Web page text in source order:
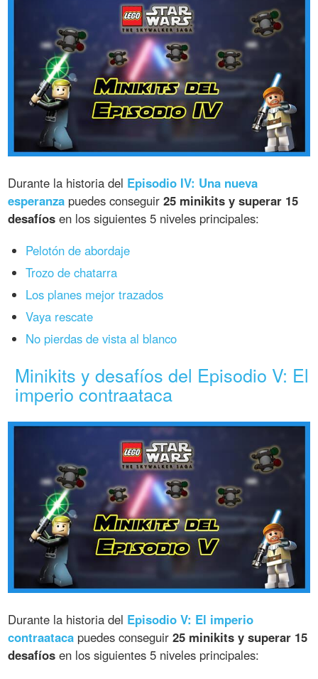
Durante la historia del Episodio IV: Una nueva
esperanza puedes conseguir25 minikits y superar 15
desafíos en los siguientes 5 niveles principales:
Pelotón de abordaje
Trozo de chatarra
Los planes mejor trazados
Vaya rescate
No pierdas de vista al blanco
Minikits y desafíos del Episodio V: El
imperio contraataca
Durante la historia del Episodio V: El imperio
contraataca puedes conseguir25 minikits y superar 15
desafíos en los siguientes 5 niveles principales: